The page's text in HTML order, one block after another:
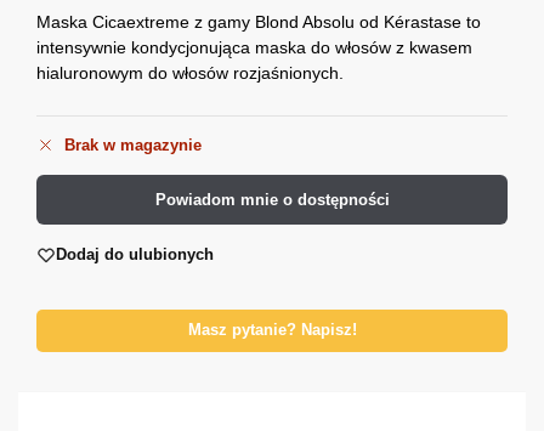
Maska Cicaextreme z gamy Blond Absolu od Kérastase to
intensywnie kondycjonująca maska do włosów z kwasem
hialuronowym do włosów rozjaśnionych.
Brak w magazynie
Powiadom mnie o dostępności
Dodaj do ulubionych
Masz pytanie? Napisz!